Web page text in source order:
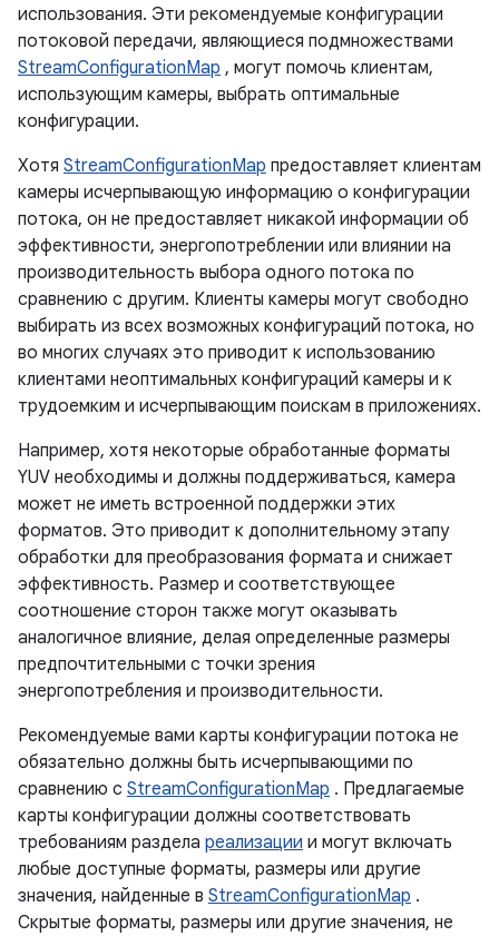
использования. Эти рекомендуемые конфигурации
потоковой передачи, являющиеся подмножествами
StreamConfigurationMap , могут помочь клиентам,
использующим камеры, выбрать оптимальные
конфигурации.
Хотя StreamConfigurationMap предоставляет клиентам
камеры исчерпывающую информацию о конфигурации
потока, он не предоставляет никакой информации об
эффективности, энергопотреблении или влиянии на
производительность выбора одного потока по
сравнению с другим. Клиенты камеры могут свободно
выбирать из всех возможных конфигураций потока, но
во многих случаях это приводит к использованию
клиентами неоптимальных конфигураций камеры и к
трудоемким и исчерпывающим поискам в приложениях.
Например, хотя некоторые обработанные форматы
YUV необходимы и должны поддерживаться, камера
может не иметь встроенной поддержки этих
форматов. Это приводит к дополнительному этапу
обработки для преобразования формата и снижает
эффективность. Размер и соответствующее
соотношение сторон также могут оказывать
аналогичное влияние, делая определенные размеры
предпочтительными с точки зрения
энергопотребления и производительности.
Рекомендуемые вами карты конфигурации потока не
обязательно должны быть исчерпывающими по
сравнению с StreamConfigurationMap . Предлагаемые
карты конфигурации должны соответствовать
требованиям раздела реализации и могут включать
любые доступные форматы, размеры или другие
значения, найденные в StreamConfigurationMap .
Скрытые форматы, размеры или другие значения, не